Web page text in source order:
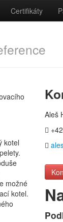
Certifikáty
kotel
možné
kotel.
Aleš